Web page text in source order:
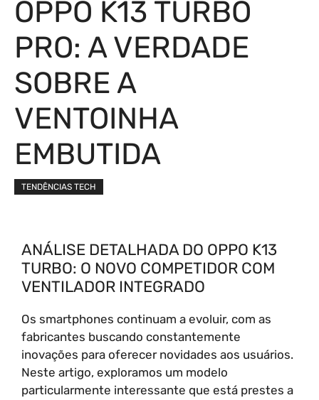
OPPO K13 TURBO
PRO: A VERDADE
SOBRE A
VENTOINHA
EMBUTIDA
TENDÊNCIAS TECH
ANÁLISE DETALHADA DO OPPO K13
TURBO: O NOVO COMPETIDOR COM
VENTILADOR INTEGRADO
Os smartphones continuam a evoluir, com as
fabricantes buscando constantemente
inovações para oferecer novidades aos usuários.
Neste artigo, exploramos um modelo
particularmente interessante que está prestes a